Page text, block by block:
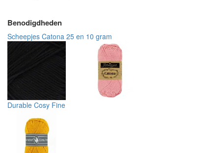
Benodigdheden
Scheepjes Catona 25 en 10 gram
Durable Cosy Fine